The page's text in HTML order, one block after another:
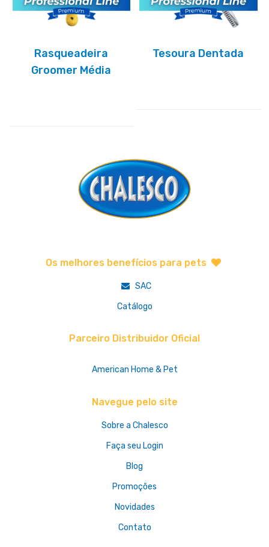
Rasqueadeira
Groomer Média
Tesoura Dentada
Os melhores benefícios para pets
SAC
Catálogo
Parceiro Distribuidor Oficial
American Home & Pet
Navegue pelo site
Sobre a Chalesco
Faça seu Login
Blog
Promoções
Novidades
Contato